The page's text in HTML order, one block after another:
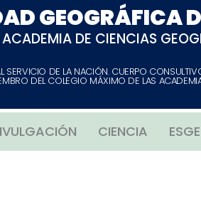
GEOGRÁFICA
ACADEMIA DE CIENCIAS
SERVICIO DE LA NACIÓN. CUERPO
DEL COLEGIO MÁXIMO DE LAS
CIENCIA